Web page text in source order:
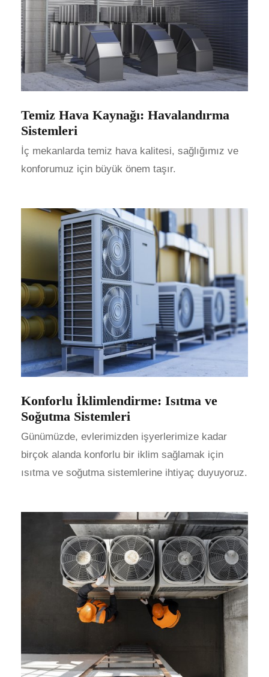
Temiz Hava Kaynağı: Havalandırma
Sistemleri
İç mekanlarda temiz hava kalitesi, sağlığımız ve
konforumuz için büyük önem taşır.
Konforlu İklimlendirme: Isıtma ve
Soğutma Sistemleri
Günümüzde, evlerimizden işyerlerimize kadar
birçok alanda konforlu bir iklim sağlamak için
ısıtma ve soğutma sistemlerine ihtiyaç duyuyoruz.